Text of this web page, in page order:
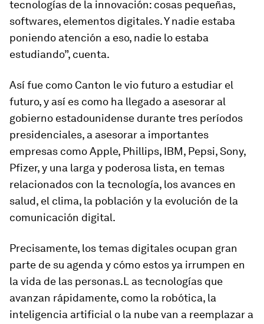
tecnologías de la innovación: cosas pequeñas,
softwares, elementos digitales. Y nadie estaba
poniendo atención a eso, nadie lo estaba
estudiando”, cuenta.
Así fue como Canton le vio futuro a estudiar el
futuro, y así es como ha llegado a asesorar al
gobierno estadounidense durante tres períodos
presidenciales, a asesorar a importantes
empresas como Apple, Phillips, IBM, Pepsi, Sony,
Pfizer, y una larga y poderosa lista, en temas
relacionados con la tecnología, los avances en
salud, el clima, la población y la evolución de la
comunicación digital.
Precisamente, los temas digitales ocupan gran
parte de su agenda y cómo estos ya irrumpen en
la vida de las personas.L as tecnologías que
avanzan rápidamente, como la robótica, la
inteligencia artificial o la nube van a reemplazar a